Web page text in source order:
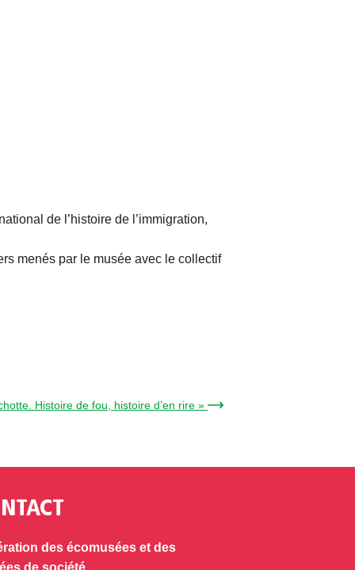
de l’histoire de l’immigration,
menés par le musée avec le collectif
Histoire de fou, histoire d’en rire » →
des écomusées et des
de société